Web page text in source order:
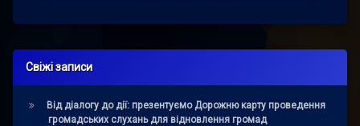
Свіжі записи
Від діалогу до дії: презентуємо Дорожню карту проведення
громадських слухань для відновлення громад